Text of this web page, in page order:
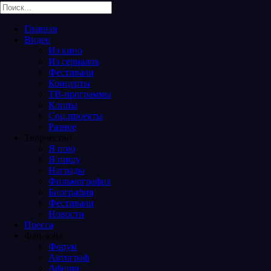
Главная
Видео
Из кино
Из сериалов
Фестивали
Концерты
ТВ-программы
Клипы
Соц.проекты
Разное
Творчество
Я пою
Я пишу
Награды
Фильмография
Биография
Фестивали
Новости
Пресса
Фан-зона
Форум
Автограф
Афиши